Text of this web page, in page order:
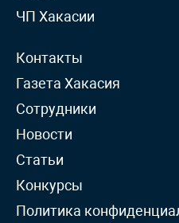
ЧП Хакасии
Контакты
Газета Хакасия
Сотрудники
Новости
Статьи
Конкурсы
Политика